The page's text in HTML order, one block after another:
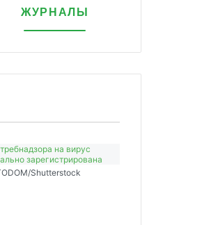
ЖУРНАЛЫ
Shutterstock